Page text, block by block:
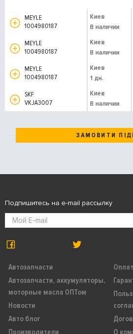
MEYLE
1004980187
Киев
В наличии
MEYLE
1004980187
Киев
В наличии
MEYLE
1004980187
Киев
1 дн.
SKF
VKJA3007
Киев
В наличии
ЗАМОВИТИ
Автозапчасти
Автозапчасти, аккумуляторы,
моторные масла ОПТом
Новости
Авто блог
Производители
О
Подпишитесь на e-mail рассылку